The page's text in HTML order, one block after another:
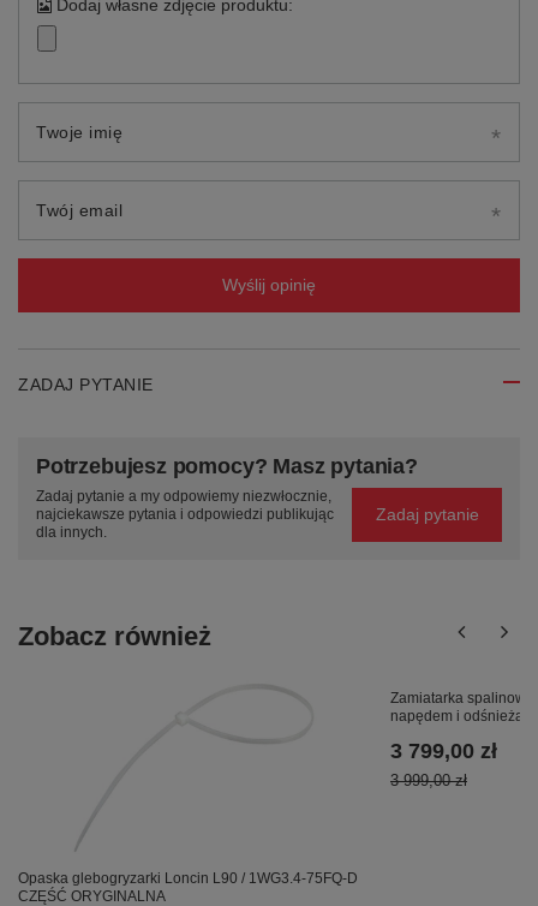
Dodaj własne zdjęcie produktu:
Twoje imię
Twój email
Wyślij opinię
ZADAJ PYTANIE
Potrzebujesz pomocy? Masz pytania?
Zadaj pytanie a my odpowiemy niezwłocznie,
najciekawsze pytania i odpowiedzi publikując
dla innych.
Zadaj pytanie
Zobacz również
Opaska glebogryzarki Loncin L90 / 1WG3.4-75FQ-D
CZĘŚĆ ORYGINALNA
Zamiatarka
napędem i
3 799,00 zł
3 999,00 zł